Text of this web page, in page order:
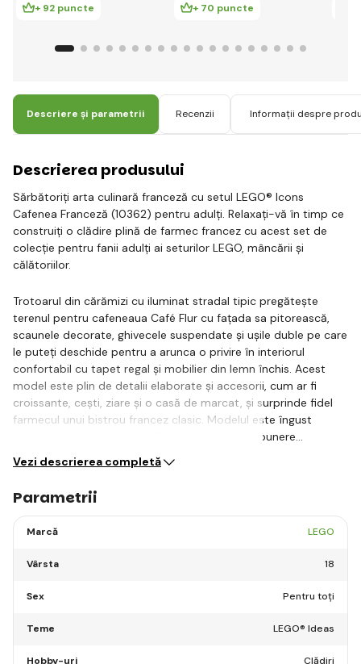
+ 92 puncte + 70 puncte
Descriere și parametrii Recenzii Informații despre
Descrierea produsului
Sărbătoriți arta culinară franceză cu setul LEGO® Icons
Cafenea Franceză (10362) pentru adulți. Relaxați-vă în timp ce
construiți o clădire plină de farmec francez cu acest set de
colecție pentru fanii adulți ai seturilor LEGO, mâncării și
călătoriilor.
Trotoarul din cărămizi cu iluminat stradal tipic pregătește
terenul pentru cafeneaua Café Flur cu fațada sa pitorească,
scaunele decorate, ghivecele suspendate și ușile duble pe care
le puteți deschide pentru a arunca o privire în interiorul
confortabil cu tapet regal și mobilier din lemn închis. Acest
model este plin de detalii elaborate și accesorii, cum ar fi
croissante, cești, ziare și o casă de marcat, și surprinde fidel
farmecul unui bistrou francez clasic. Modelul este îngust
datorită spatelui său plat, fiind ideal pentru expunere…
Vezi descrierea completă
Parametrii
Marcă LEGO
Vârsta 18
Sex Pentru toți
Teme LEGO® Ideas
Hobby-uri Clădiri